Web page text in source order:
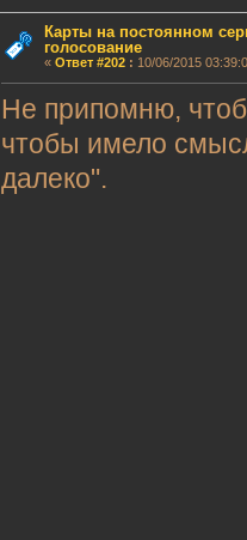
Карты на постоянном
голосование
« Ответ #202: 10/06/2015
Не припомню,
чтобы имело
далеко".